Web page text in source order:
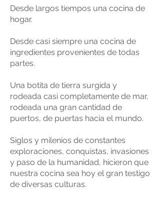
Desde largos tiempos una cocina de
hogar.
Desde casi siempre una cocina de
ingredientes provenientes de todas
partes.
Una botita de tierra surgida y
rodeada casi completamente de mar,
rodeada una gran cantidad de
puertos, de puertas hacia el mundo.
Siglos y milenios de constantes
exploraciones, conquistas, invasiones
y paso de la humanidad, hicieron que
nuestra cocina sea hoy el gran testigo
de diversas culturas.